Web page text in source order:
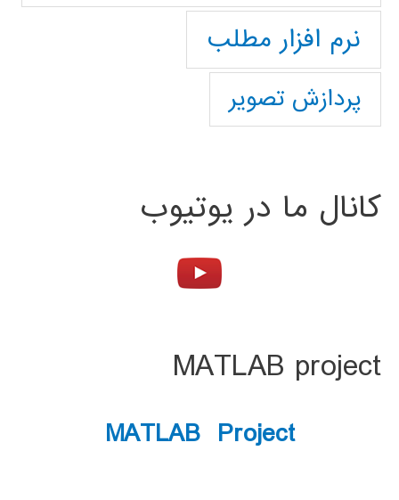
نرم افزار مطلب
پردازش تصویر
کانال ما در یوتیوب
MATLAB project
MATLAB Project